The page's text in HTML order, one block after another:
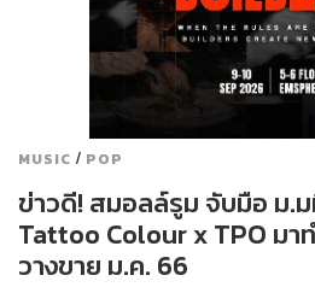
MUSIC / POP
ข่าวดี! สมอลล์รูม จับมือ ม.
Tattoo Colour x TPO มา
วางขาย ม.ค. 66